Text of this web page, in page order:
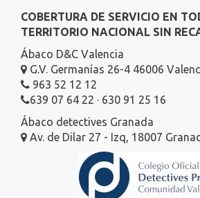
COBERTURA DE SERVICIO EN
TERRITORIO NACIONAL SIN
Ábaco D&C Valencia
G.V. Germanías 26-4 46006
963 52 12 12
639 07 64 22 · 630 91 25 16
Ábaco detectives Granada
Av. de Dilar 27 - Izq, 18007